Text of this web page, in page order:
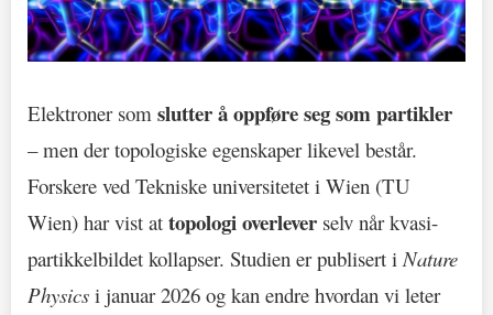
Elektroner som slutter å oppføre seg som partikler
– men der topologiske egenskaper likevel består.
Forskere ved Tekniske universitetet i Wien (TU
Wien) har vist at topologi overlever selv når kvasi-
partikkelbildet kollapser. Studien er publisert i Nature
Physics i januar 2026 og kan endre hvordan vi leter